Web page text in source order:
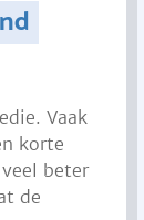
Vaak
korte
beter
de